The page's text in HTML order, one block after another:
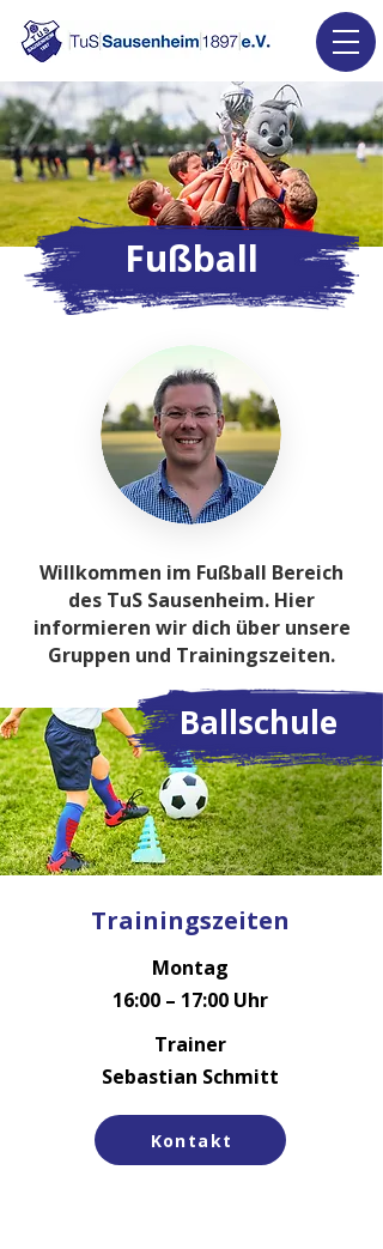
Fußball
Willkommen im Fußball Bereich
des TuS Sausenheim. Hier
informieren wir dich über unsere
Gruppen und Trainingszeiten.
Ballschule
Trainingszeiten
Montag
16:00 – 17:00 Uhr
Trainer
Sebastian Schmitt
Kontakt